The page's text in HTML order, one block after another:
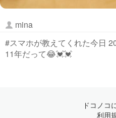
mina
#スマホが教えてくれた今日
11年だって😂💓💓
ドコノコ
利用